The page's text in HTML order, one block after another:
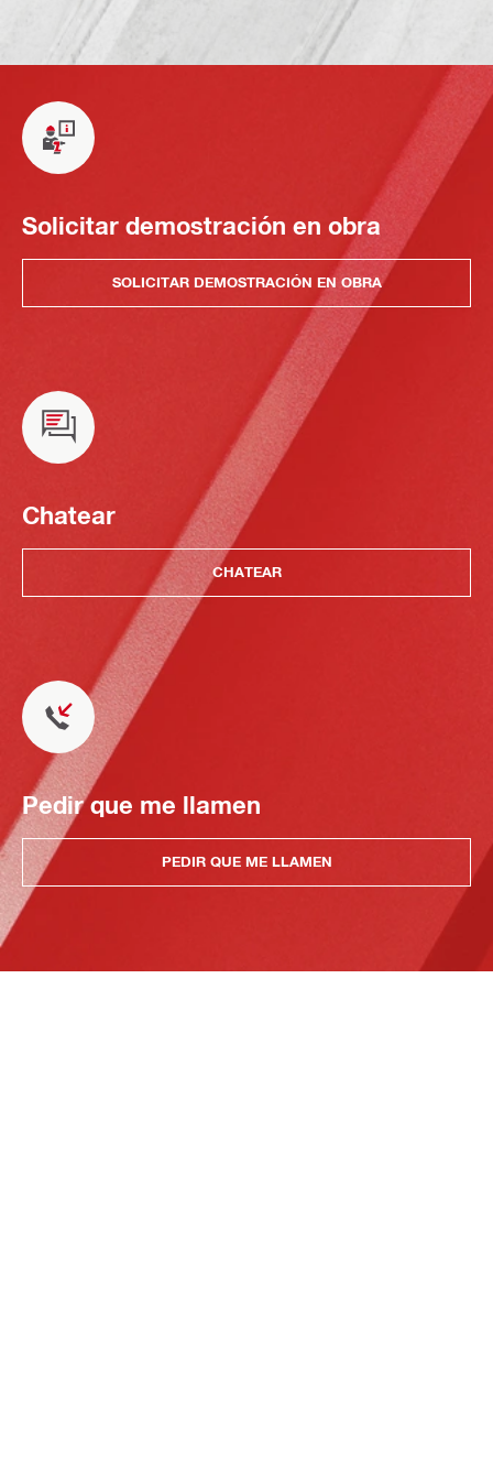
Solicitar demostración en obra
SOLICITAR DEMOSTRACIÓN EN OBRA
Chatear
CHATEAR
Pedir que me llamen
PEDIR QUE ME LLAMEN